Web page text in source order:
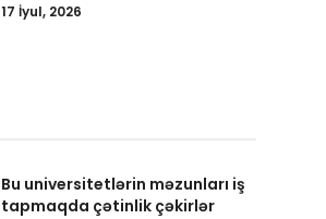
17 İyul, 2026
Bu universitetlərin məzunları iş
tapmaqda çətinlik çəkirlər